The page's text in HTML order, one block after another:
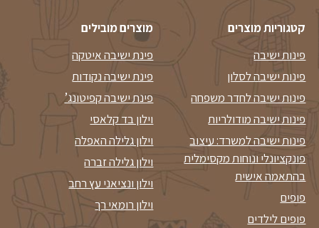
קטגוריות מוצרים
פינות ישיבה
פינות ישיבה לסלון
פינות ישיבה לחדר משפחה
פינות ישיבה מודולריות
פינות ישיבה למשרד: עיצוב
פונקציונלי ונוחות מקסימלית
בהתאמה אישית
פופים
פופים לילדים
מוצרים מובילים
פינת ישיבה איטקה
פינת ישיבה נקודות
פינת ישיבה קפיטונג’
וילון בד קלאסי
וילון גלילה האפלה
וילון גלילה זברה
וילון ונציאני עץ רחב
וילון רומאי רך